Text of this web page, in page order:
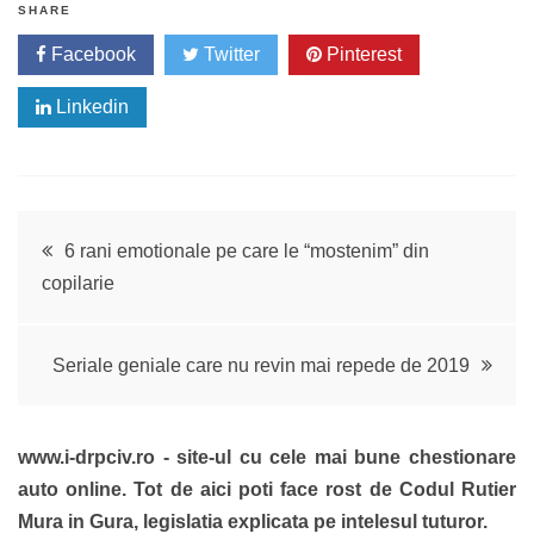
SHARE
Facebook Twitter Pinterest
Linkedin
Navigare
articole
6 rani emotionale pe care le “mostenim” din
copilarie
Seriale geniale care nu revin mai repede de 2019
www.i-drpciv.ro - site-ul cu cele mai bune chestionare
auto online. Tot de aici poti face rost de Codul Rutier
Mura in Gura, legislatia explicata pe intelesul tuturor.